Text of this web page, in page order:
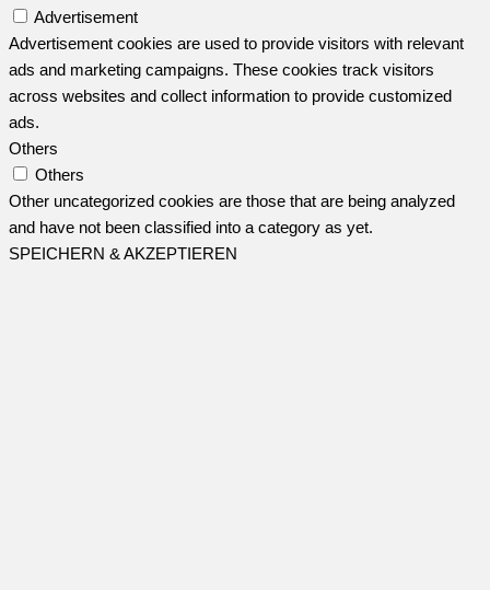
Advertisement
Advertisement cookies are used to provide visitors with relevant
ads and marketing campaigns. These cookies track visitors
across websites and collect information to provide customized
ads.
Others
Others
Other uncategorized cookies are those that are being analyzed
and have not been classified into a category as yet.
SPEICHERN & AKZEPTIEREN